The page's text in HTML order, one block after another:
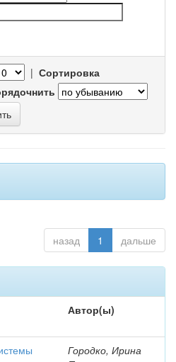
| Сортировка
назад 1 дальше
Автор(ы)
Городко, Ирина